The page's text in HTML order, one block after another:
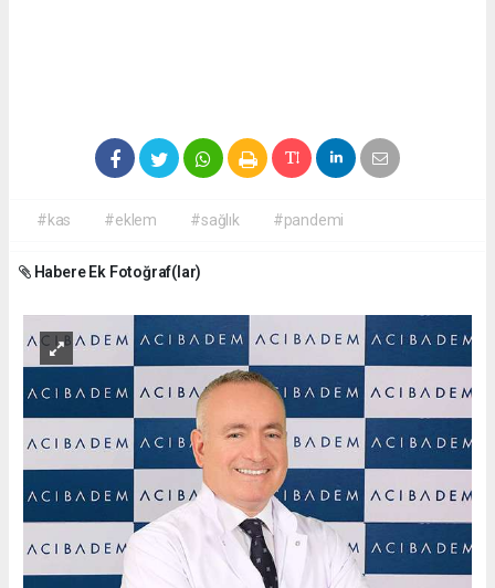
#kas #eklem #sağlık #pandemi
Habere Ek Fotoğraf(lar)